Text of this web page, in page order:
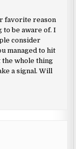
favorite reason
to be aware of. I
consider
managed to hit
the whole thing
a signal. Will